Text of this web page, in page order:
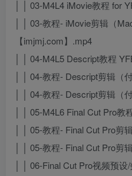
│ │ 03-M4L4 iMovie教程 for
│ │ 03-教程- iMovie剪辑（
【imjmj.com】.mp4
│ │ 04-M4L5 Descript教程
│ │ 04-教程- Descript剪辑（
│ │ 04-教程- Descript剪辑（
│ │ 05-M4L6 Final Cut Pro教
│ │ 05-教程- Final Cut Pro
│ │ 05-教程- Final Cut Pro剪
│ │ 06-Final Cut Pro视频预